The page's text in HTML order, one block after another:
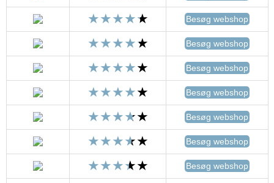
Besøg webshop
Besøg webshop
Besøg webshop
Besøg webshop
Besøg webshop
Besøg webshop
Besøg webshop